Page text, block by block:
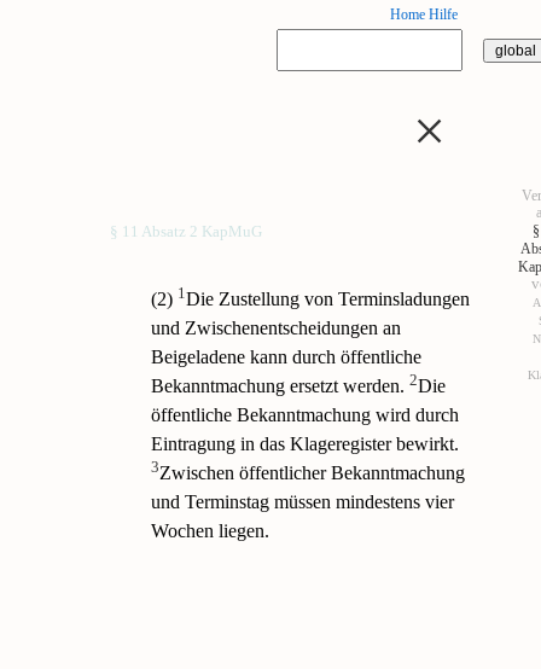
Home Hilfe
×
§ 11 Absatz 2 KapMuG
(2) 1 Die Zustellung von Terminsladungen
und Zwischenentscheidungen an
Beigeladene kann durch öffentliche
Bekanntmachung ersetzt werden. 2Die
öffentliche Bekanntmachung wird durch
Eintragung in das Klageregister bewirkt.
3Zwischen öffentlicher Bekanntmachung
und Terminstag müssen mindestens vier
Wochen liegen.